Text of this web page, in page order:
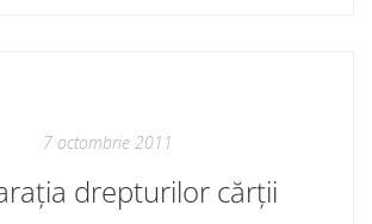
7 octombrie 2011
drepturilor cărții